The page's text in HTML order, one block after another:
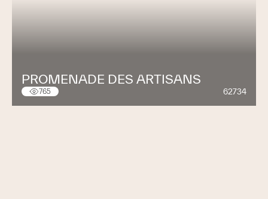
PROMENADE DES ARTISANS
765 62734